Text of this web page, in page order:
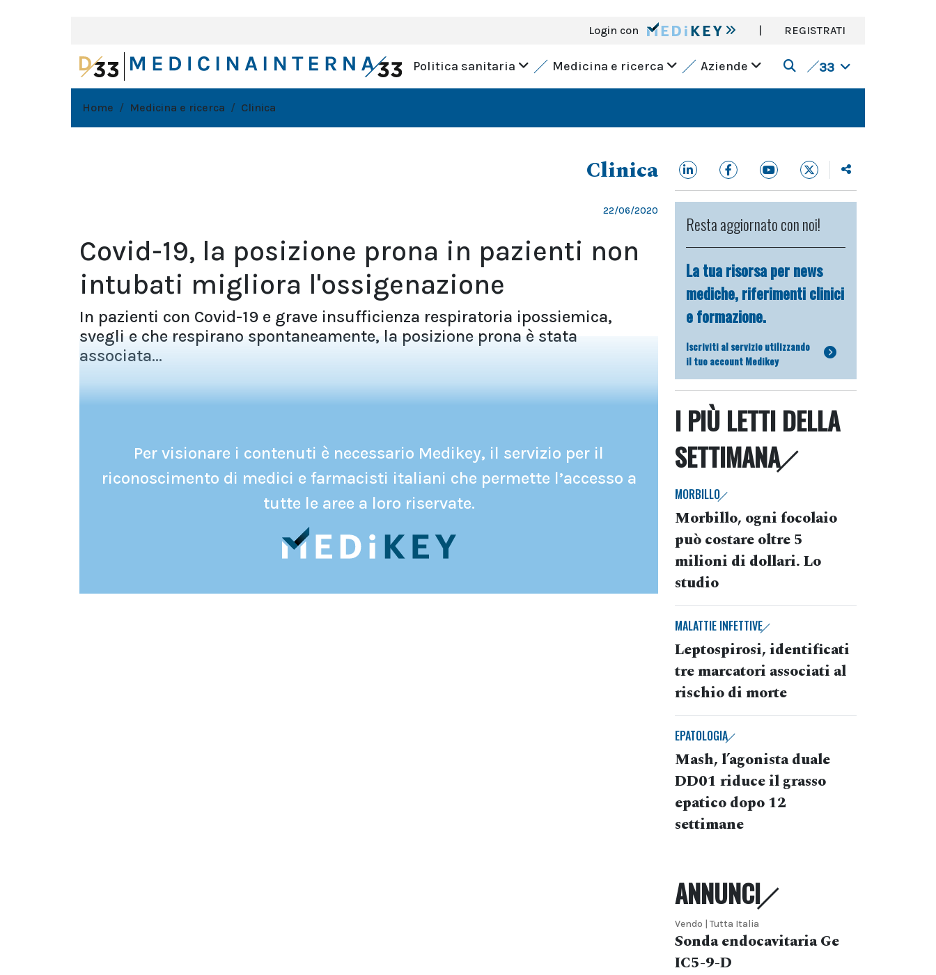
Login con | REGISTRATI
Politica sanitaria Medicina e ricerca Aziende 33
Home Medicina e ricerca Clinica
Clinica
22/06/2020
Covid-19, la posizione prona in pazienti non
intubati migliora l'ossigenazione
In pazienti con Covid-19 e grave insufficienza respiratoria ipossiemica,
svegli e che respirano spontaneamente, la posizione prona è stata
associata...
Per visionare i contenuti è necessario Medikey, il servizio per il
riconoscimento di medici e farmacisti italiani che permette l’accesso a
tutte le aree a loro riservate.
Resta aggiornato con noi!
La tua risorsa per news
mediche, riferimenti clinici
e formazione.
Iscriviti al servizio utilizzando
il tuo account Medikey
I PIÙ LETTI DELLA
SETTIMANA
MORBILLO
Morbillo, ogni focolaio
può costare oltre 5
milioni di dollari. Lo
studio
MALATTIE INFETTIVE
Leptospirosi, identificati
tre marcatori associati al
rischio di morte
EPATOLOGIA
Mash, l’agonista duale
DD01 riduce il grasso
epatico dopo 12
settimane
ANNUNCI
Vendo | Tutta Italia
Sonda endocavitaria Ge
IC5-9-D